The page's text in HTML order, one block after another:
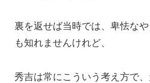
裏を返せば当時では、卑怯な
も知れませんけれど、
秀吉は常にこういう考え方で